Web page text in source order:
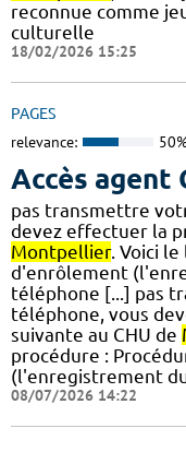
reconnue comme
culturelle
18/02/2026 15:25
PAGES
relevance:
Accès agent
pas transmettre
devez effectuer la
Montpellier. Voici
d'enrôlement
téléphone [...] pas
téléphone, vous
suivante au CHU de
procédure :
(l'enregistrement
08/07/2026 14:22